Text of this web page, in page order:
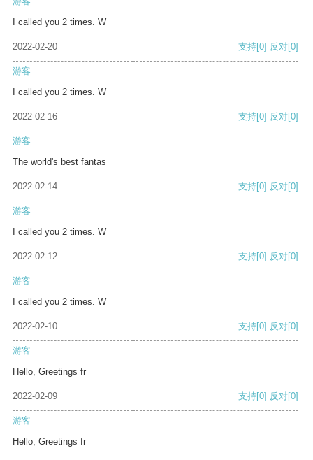
I called you 2 times. W
2022-02-20 支持[0] 反对[0]
游客
I called you 2 times. W
2022-02-16 支持[0] 反对[0]
游客
The world's best fantas
2022-02-14 支持[0] 反对[0]
游客
I called you 2 times. W
2022-02-12 支持[0] 反对[0]
游客
I called you 2 times. W
2022-02-10 支持[0] 反对[0]
游客
Hello, Greetings fr
2022-02-09 支持[0] 反对[0]
游客
Hello, Greetings fr